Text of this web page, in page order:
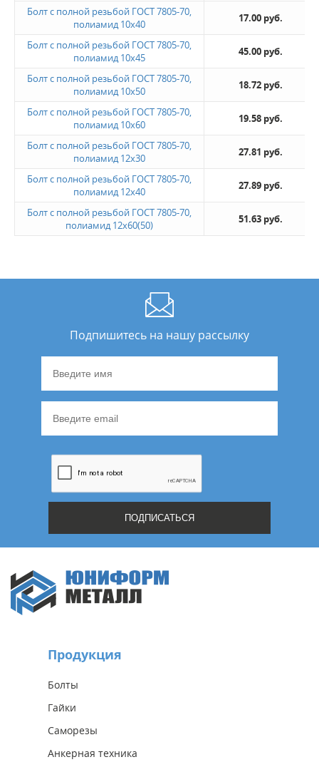
Болт с полной резьбой ГОСТ 7805-70,
полиамид 10x40
17.00 руб.
Болт с полной резьбой ГОСТ 7805-70,
полиамид 10x45
45.00 руб.
Болт с полной резьбой ГОСТ 7805-70,
полиамид 10x50
18.72 руб.
Болт с полной резьбой ГОСТ 7805-70,
полиамид 10x60
19.58 руб.
Болт с полной резьбой ГОСТ 7805-70,
полиамид 12х30
27.81 руб.
Болт с полной резьбой ГОСТ 7805-70,
полиамид 12х40
27.89 руб.
Болт с полной резьбой ГОСТ 7805-70,
полиамид 12х60(50)
51.63 руб.
Подпишитесь на нашу рассылку
Продукция
Болты
Гайки
Саморезы
Анкерная техника